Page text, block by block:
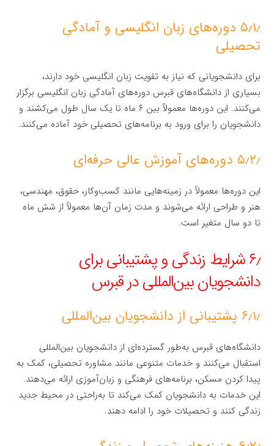
۵٫۱٫ دوره‌های زبان انگلیسی و آمادگی
تحصیلی
برای دانشجویانی که نیاز به تقویت زبان انگلیسی خود دارند،
بسیاری از دانشگاه‌های قبرس دوره‌های آمادگی زبان انگلیسی برگزار
می‌کنند. این دوره‌ها معمولاً بین ۶ ماه تا یک سال طول می‌کشند و
دانشجویان را برای ورود به برنامه‌های تحصیلی خود آماده می‌کنند.
۵٫۲٫ دوره‌های آموزش عالی حرفه‌ای
این دوره‌ها معمولاً در زمینه‌هایی مانند کسب‌وکار، حقوق، مهندسی،
هنر و طراحی ارائه می‌شوند و مدت زمان آن‌ها معمولاً از شش ماه
تا دو سال متغیر است.
۶٫ شرایط زندگی و پشتیبانی برای
دانشجویان بین‌المللی در قبرس
۶٫۱٫ پشتیبانی از دانشجویان بین‌المللی
دانشگاه‌های قبرس به‌طور گسترده‌ای از دانشجویان بین‌المللی
استقبال می‌کنند و خدمات متنوعی مانند مشاوره تحصیلی، کمک به
پیدا کردن مسکن، برنامه‌های فرهنگی و زبان‌آموزی ارائه می‌دهند.
این خدمات به دانشجویان کمک می‌کند تا به‌راحتی در محیط جدید
زندگی کنند و تحصیلات خود را ادامه دهند.